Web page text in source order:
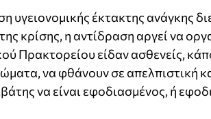
έκτακτης ανάγκης
κρίσης, η αντίδραση αργεί να
Πρακτορείου είδαν ασθενείς,
να φθάνουν σε απελπιστική
να είναι εφοδιασμένος, ή